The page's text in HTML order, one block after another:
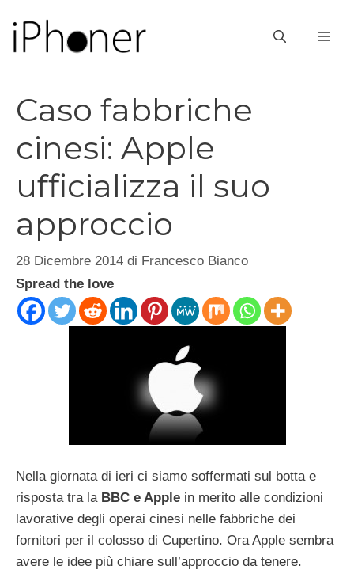
contenuto
Caso fabbriche
cinesi: Apple
ufficializza il suo
approccio
28 Dicembre 2014 di Francesco Bianco
Spread the love
Nella giornata di ieri ci siamo soffermati sul botta e
risposta tra la BBC e Apple in merito alle condizioni
lavorative degli operai cinesi nelle fabbriche dei
fornitori per il colosso di Cupertino. Ora Apple sembra
avere le idee più chiare sull’approccio da tenere.